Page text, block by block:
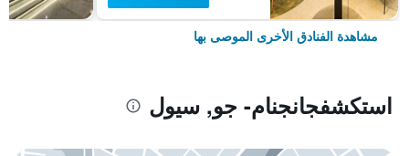
مشاهدة الفنادق الأخرى الموصى بها
استكشفجانجنام- جو, سيول